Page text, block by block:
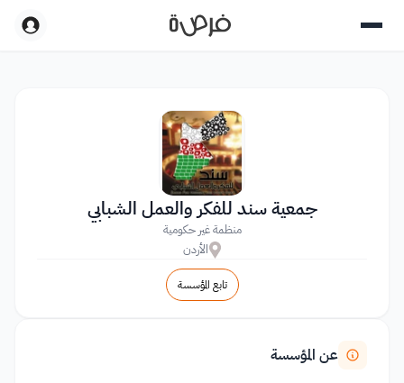
جمعية سند للفكر والعمل الشبابي
منظمة غير حكومية
الأردن
تابع المؤسسة
عن المؤسسة